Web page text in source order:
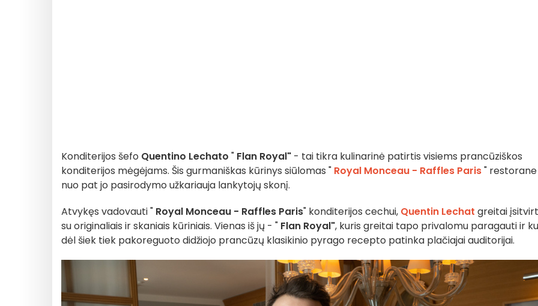
Konditerijos šefo Quentino Lechato " Flan Royal" - tai tikra kulinarinė patirtis visiems prancūziškos
konditerijos mėgėjams. Šis gurmaniškas kūrinys siūlomas " Royal Monceau - Raffles Paris"
nuo pat jo pasirodymo užkariauja lankytojų skonį.
Atvykęs vadovauti " Royal Monceau - Raffles Paris" konditerijos cechui, Quentin Lechat greitai
su originaliais ir skaniais kūriniais. Vienas iš jų - " Flan Royal", kuris greitai tapo privalomu paragauti ir
dėl šiek tiek pakoreguoto didžiojo prancūzų klasikinio pyrago recepto patinka plačiajai auditorijai.